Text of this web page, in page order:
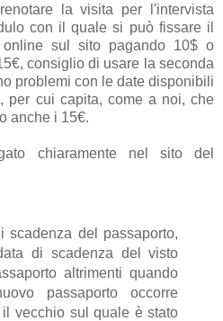
la visita per l'intervista
con il quale si può fissare il
sul sito pagando 10$ o
consiglio di usare la seconda
problemi con le date disponibili
per cui capita, come a noi, che
anche i 15€.
chiaramente nel sito del
scadenza del passaporto,
di scadenza del visto
altrimenti quando
passaporto occorre
vecchio sul quale è stato